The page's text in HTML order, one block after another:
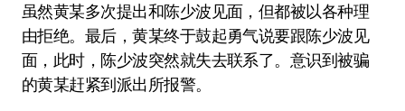
虽然黄某多次提出和陈少波见面，但都被以各种理
由拒绝。最后，黄某终于鼓起勇气说要跟陈少波见
面，此时，陈少波突然就失去联系了。意识到被骗
的黄某赶紧到派出所报警。